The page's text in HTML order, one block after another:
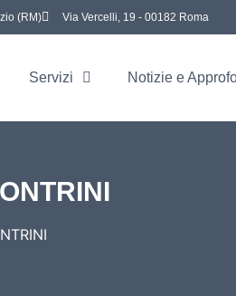
(RM) Via Vercelli, 19 - 00182 Roma
Servizi Notizie e